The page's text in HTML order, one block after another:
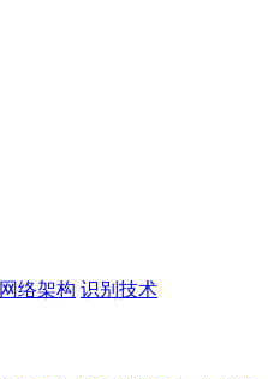
网络架构 识别技术